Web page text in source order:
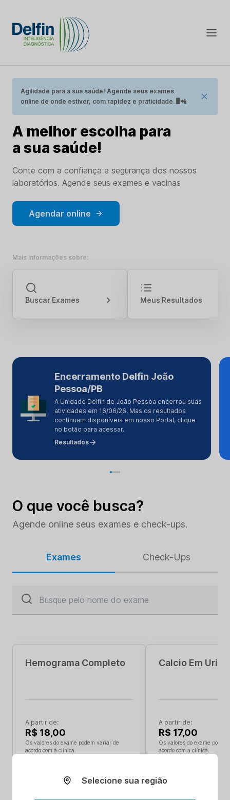
Agilidade para a sua saúde! Agende seus exames
online de onde estiver, com rapidez e praticidade. 🖥📲
A melhor escolha para
a sua saúde!
Conte com a confiança e segurança dos nossos
laboratórios. Agende seus exames e vacinas
Agendar online
Mais informações sobre:
Buscar Exames Meus Resultados
Encerramento Delfin João
Pessoa/PB
A Unidade Delfin de João Pessoa encerrou suas
atividades em 16/06/26. Mas os resultados
continuam disponíveis em nosso Portal, clique
no botão para acessar.
Resultados
O que você busca?
Agende online seus exames e check-ups.
Exames Check-Ups
Hemograma Completo
A partir de:
R$ 18,00
Os valores do exame podem variar de
acordo com a clínica.
Calcio Em
A partir de:
R$ 17,00
Os valores do exame
acordo com a clínica.
Selecione sua região